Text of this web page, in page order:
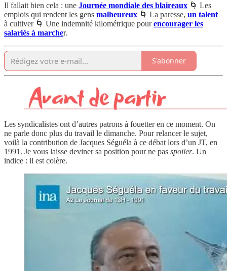
Il fallait bien cela : une Journée mondiale des blaireaux 🌀 Les
emplois qui rendent les gens malheureux 🌀 La paresse, un talent
à cultiver 🌀 Une indemnité kilométrique pourencourager les
salariés à marcher.
S'abonner
Les syndicalistes ont d’autres patrons à fouetter en ce moment. On
ne parle donc plus du travail le dimanche. Pour relancer le sujet,
voilà la contribution de Jacques Séguéla à ce débat lors d’un JT, en
1991. Je vous laisse deviner sa position pour ne pas spoiler. Un
indice : il est colère.